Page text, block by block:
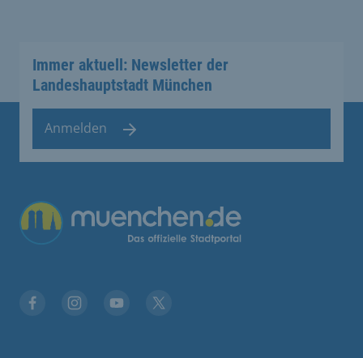
Immer aktuell: Newsletter der
Landeshauptstadt München
Anmelden
Übergreifende Links